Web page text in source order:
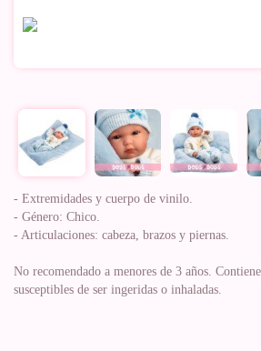
- Extremidades y cuerpo de vinilo.
- Género: Chico.
- Articulaciones: cabeza, brazos y piernas.
No recomendado a menores de 3 años.
susceptibles de ser ingeridas o inhaladas.